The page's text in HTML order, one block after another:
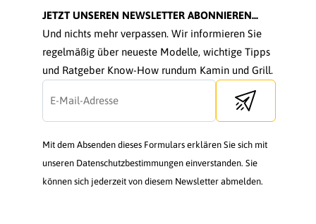
JETZT UNSEREN NEWSLETTER ABONNIEREN...
Und nichts mehr verpassen. Wir informieren Sie
regelmäßig über neueste Modelle, wichtige Tipps
und Ratgeber Know-How rundum Kamin und Grill.
Send newsletter
Mit dem Absenden dieses Formulars erklären Sie sich mit
unseren Datenschutzbestimmungen einverstanden. Sie
können sich jederzeit von diesem Newsletter abmelden.